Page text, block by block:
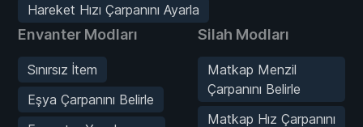
Hareket Hızı Çarpanını Ayarla
Envanter Modları
Sınırsız İtem
Eşya Çarpanını Belirle
Silah Modları
Matkap Menzil
Çarpanını Belirle
Matkap Hız Çarpanını